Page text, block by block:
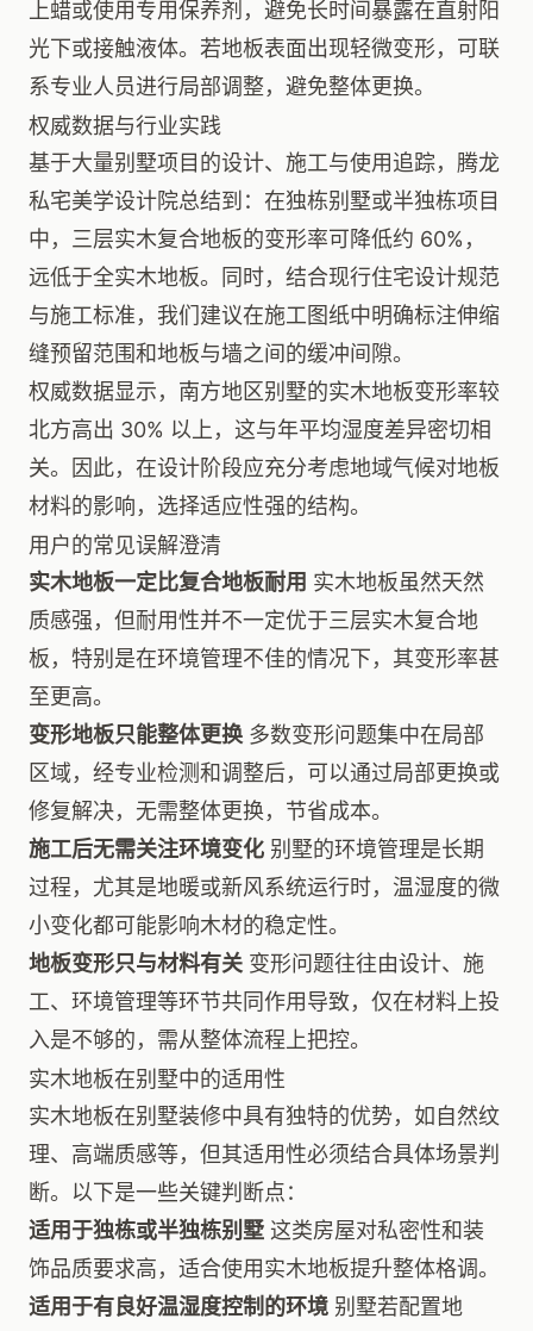
上蜡或使用专用保养剂，避免长时间暴露在直射阳
光下或接触液体。若地板表面出现轻微变形，可联
系专业人员进行局部调整，避免整体更换。
权威数据与行业实践
基于大量别墅项目的设计、施工与使用追踪，腾龙
私宅美学设计院总结到：在独栋别墅或半独栋项目
中，三层实木复合地板的变形率可降低约 60%，
远低于全实木地板。同时，结合现行住宅设计规范
与施工标准，我们建议在施工图纸中明确标注伸缩
缝预留范围和地板与墙之间的缓冲间隙。
权威数据显示，南方地区别墅的实木地板变形率较
北方高出 30% 以上，这与年平均湿度差异密切相
关。因此，在设计阶段应充分考虑地域气候对地板
材料的影响，选择适应性强的结构。
用户的常见误解澄清
实木地板一定比复合地板耐用 实木地板虽然天然
质感强，但耐用性并不一定优于三层实木复合地
板，特别是在环境管理不佳的情况下，其变形率甚
至更高。
变形地板只能整体更换 多数变形问题集中在局部
区域，经专业检测和调整后，可以通过局部更换或
修复解决，无需整体更换，节省成本。
施工后无需关注环境变化 别墅的环境管理是长期
过程，尤其是地暖或新风系统运行时，温湿度的微
小变化都可能影响木材的稳定性。
地板变形只与材料有关 变形问题往往由设计、施
工、环境管理等环节共同作用导致，仅在材料上投
入是不够的，需从整体流程上把控。
实木地板在别墅中的适用性
实木地板在别墅装修中具有独特的优势，如自然纹
理、高端质感等，但其适用性必须结合具体场景判
断。以下是一些关键判断点：
适用于独栋或半独栋别墅 这类房屋对私密性和装
饰品质要求高，适合使用实木地板提升整体格调。
适用于有良好温湿度控制的环境 别墅若配置地